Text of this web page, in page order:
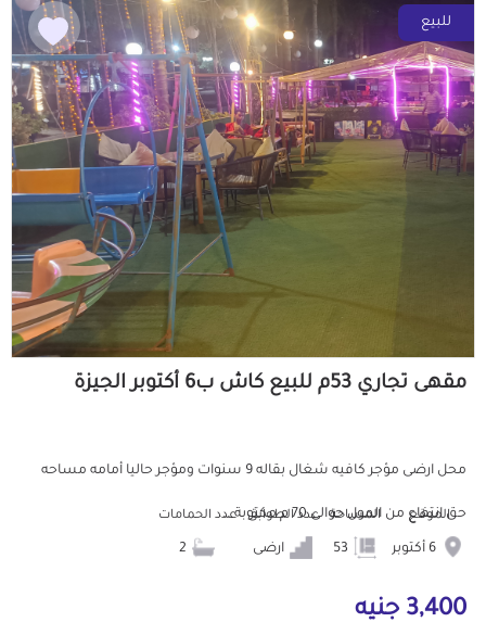
للبيع
مقهى تجاري 53م للبيع كاش ب6 أكتوبر الجيزة
محل ارضى مؤجر كافيه شغال بقاله 9 سنوات ومؤجر حاليا أمامه مساحه
حق انتفاع من المول حوالى 70 م مكتوبة ...
الموقع المساحة عدد الطوابق
ارضى
عدد الحمامات
3,400 جنيه